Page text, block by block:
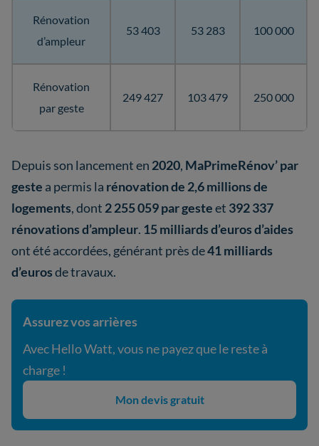
Rénovation
d’ampleur
53 403 53 283 100 000
Rénovation
par geste
249 427 103 479 250 000
Depuis son lancement en 2020, MaPrimeRénov’ par
geste a permis la rénovation de 2,6 millions de
logements, dont 2 255 059 par gesteet 392 337
rénovations d’ampleur. 15 milliards d’euros d’aides
ont été accordées, générant près de41 milliards
d’eurosde travaux.
Assurez vos arrières
Avec Hello Watt, vous ne payez que le reste à
charge !
Mon devis gratuit